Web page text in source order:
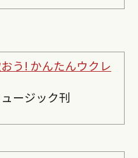
う! かんたんウクレ
ージック刊